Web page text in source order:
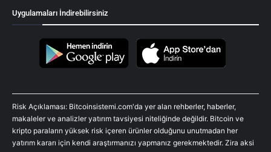
Uygulamaları İndirebilirsiniz
Risk Açıklaması: Bitcoinsistemi.com'da yer alan rehberler, haberler,
makaleler ve analizler yatırım tavsiyesi niteliğinde değildir. Bitcoin ve
kripto paraların yüksek risk içeren ürünler olduğunu unutmadan her
yatırım kararı için kendi araştırmanızı yapmanız gerekmektedir. Zira aksi